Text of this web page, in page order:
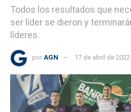
Todos los resultados que
ser líder se dieron y
líderes.
por AGN 17 de abril de 2022